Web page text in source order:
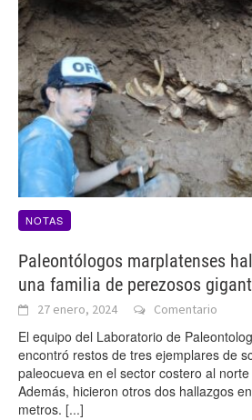
NOTAS
Paleontólogos marplatenses
una familia de perezosos
27 enero, 2024 Comentario
El equipo del Laboratorio de
encontró restos de tres ejemplares de
paleocueva en el sector costero al
Además, hicieron otros dos hallazgos
metros. [...]